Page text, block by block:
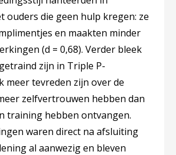
ouders die geen hulp kregen: ze
en maakten minder
(d = 0,68). Verder bleek
zijn in Triple P-
meer tevreden zijn over de
zelfvertrouwen hebben dan
training hebben ontvangen.
waren direct na afsluiting
al aanwezig en bleven